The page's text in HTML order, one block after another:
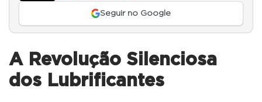
Seguir no Google
A Revolução Silenciosa
dos Lubrificantes